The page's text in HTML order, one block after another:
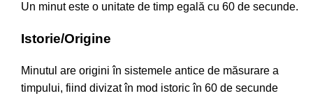
Un minut este o unitate de timp egală cu 60 de secunde.
Istorie/Origine
Minutul are origini în sistemele antice de măsurare a
timpului, fiind divizat în mod istoric în 60 de secunde